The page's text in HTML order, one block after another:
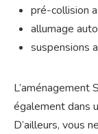
pré-collision
allumage
suspensions
L’aménagement
également dans
D’ailleurs, vous